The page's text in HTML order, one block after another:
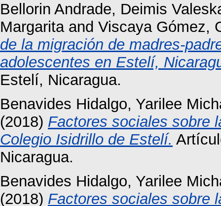
Bellorin Andrade, Deimis
Margaritaand Viscaya Gómez,
de la migración de madres-
adolescentes en Estelí,
Estelí, Nicaragua.
Benavides Hidalgo, Yarilee
(2018) Factores sociales sobre
Colegio Isidrillo de Estelí.
Nicaragua.
Benavides Hidalgo, Yarilee
(2018) Factores sociales sobre